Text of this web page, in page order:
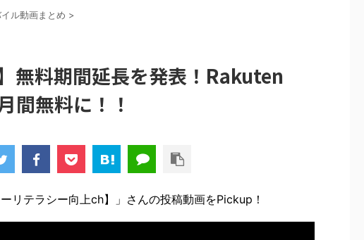
待ページから楽天モバイ...
ル動画まとめ >
無料期間延長を発表！Rakuten
間無料に！！
リテラシー向上ch】」さんの投稿動画をPickup！